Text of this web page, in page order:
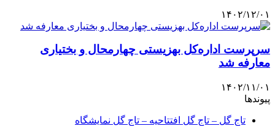
۱۴۰۲/۱۲/۰۱
سرپرست اداره‌کل بهزیستی چهارمحال و بختیاری
معارفه شد
۱۴۰۲/۱۱/۰۱
پیوندها
تاج گل – تاج گل افتتاحیه – تاج گل نمایشگاه